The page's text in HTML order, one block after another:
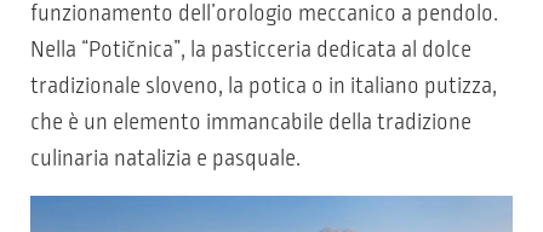
funzionamento dell’orologio meccanico a pendolo.
Nella “Potičnica”, la pasticceria dedicata al dolce
tradizionale sloveno, la potica o in italiano putizza,
che è un elemento immancabile della tradizione
culinaria natalizia e pasquale.